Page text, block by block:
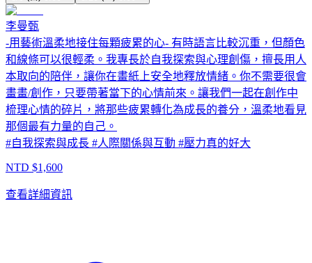
李曼甄
-用藝術溫柔地接住每顆疲累的心- 有時語言比較沉重，但顏色
和線條可以很輕柔。我專長於自我探索與心理創傷，擅長用人
本取向的陪伴，讓你在畫紙上安全地釋放情緒。你不需要很會
畫畫/創作，只要帶著當下的心情前來。讓我們一起在創作中
梳理心情的碎片，將那些疲累轉化為成長的養分，溫柔地看見
那個最有力量的自己。
#自我探索與成長 #人際關係與互動 #壓力真的好大
NTD $1,600
查看詳細資訊